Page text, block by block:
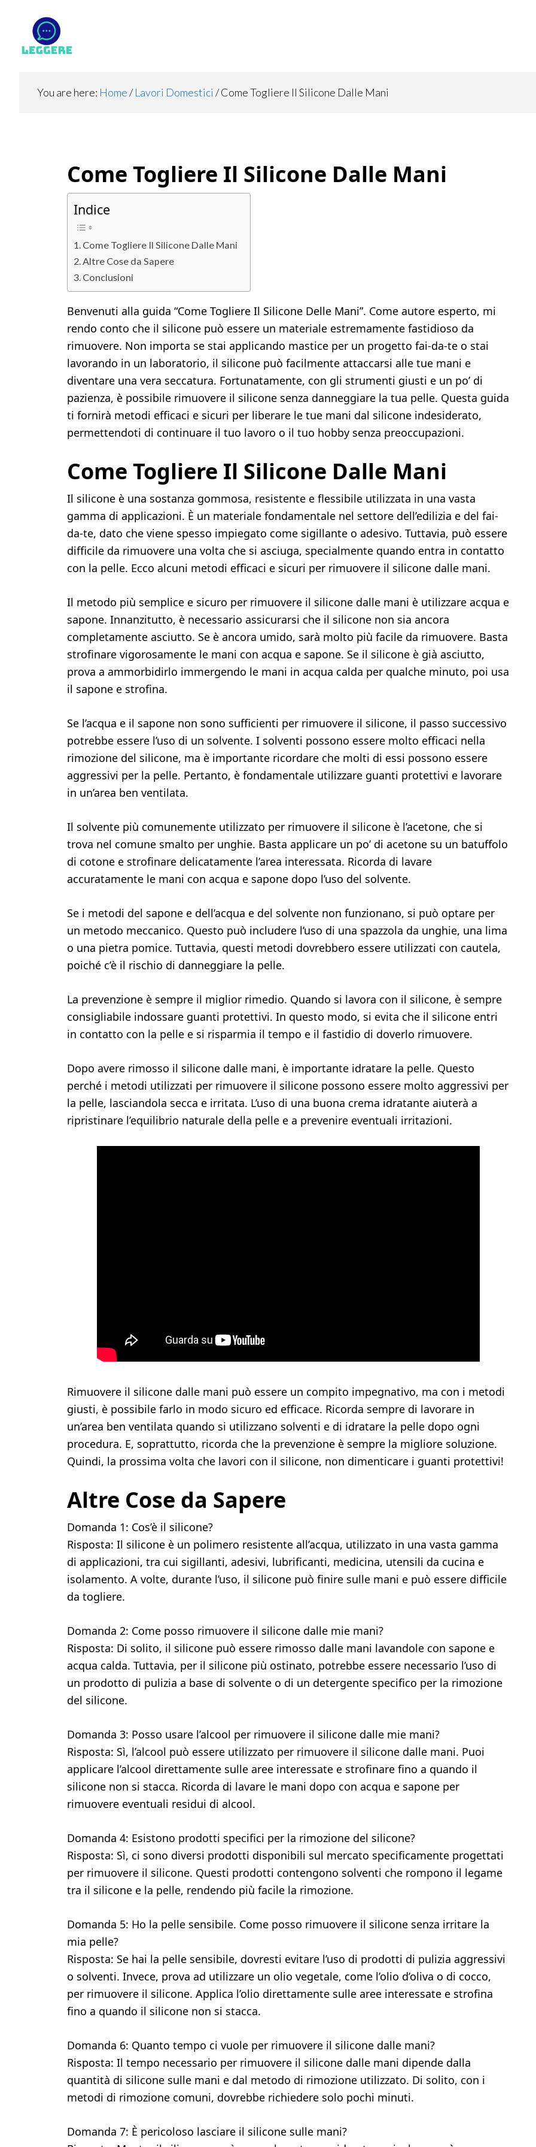
primary
footer
You are here: Home/ Lavori Domestici /Come Togliere Il Silicone Dalle Mani
Come Togliere Il Silicone Dalle Mani
Indice
Come Togliere Il Silicone Dalle Mani
Altre Cose da Sapere
Conclusioni
Benvenuti alla guida “Come Togliere Il Silicone Delle Mani”. Come autore esperto, mi
rendo conto che il silicone può essere un materiale estremamente fastidioso da
rimuovere. Non importa se stai applicando mastice per un progetto fai-da-te o stai
lavorando in un laboratorio, il silicone può facilmente attaccarsi alle tue mani e
diventare una vera seccatura. Fortunatamente, con gli strumenti giusti e un po’ di
pazienza, è possibile rimuovere il silicone senza danneggiare la tua pelle. Questa guida
ti fornirà metodi efficaci e sicuri per liberare le tue mani dal silicone indesiderato,
permettendoti di continuare il tuo lavoro o il tuo hobby senza preoccupazioni.
Come Togliere Il Silicone Dalle Mani
Il silicone è una sostanza gommosa, resistente e flessibile utilizzata in una vasta
gamma di applicazioni. È un materiale fondamentale nel settore dell’edilizia e del fai-
da-te, dato che viene spesso impiegato come sigillante o adesivo. Tuttavia, può essere
difficile da rimuovere una volta che si asciuga, specialmente quando entra in contatto
con la pelle. Ecco alcuni metodi efficaci e sicuri per rimuovere il silicone dalle mani.
Il metodo più semplice e sicuro per rimuovere il silicone dalle mani è utilizzare acqua e
sapone. Innanzitutto, è necessario assicurarsi che il silicone non sia ancora
completamente asciutto. Se è ancora umido, sarà molto più facile da rimuovere. Basta
strofinare vigorosamente le mani con acqua e sapone. Se il silicone è già asciutto,
prova a ammorbidirlo immergendo le mani in acqua calda per qualche minuto, poi usa
il sapone e strofina.
Se l’acqua e il sapone non sono sufficienti per rimuovere il silicone, il passo successivo
potrebbe essere l’uso di un solvente. I solventi possono essere molto efficaci nella
rimozione del silicone, ma è importante ricordare che molti di essi possono essere
aggressivi per la pelle. Pertanto, è fondamentale utilizzare guanti protettivi e lavorare
in un’area ben ventilata.
Il solvente più comunemente utilizzato per rimuovere il silicone è l’acetone, che si
trova nel comune smalto per unghie. Basta applicare un po’ di acetone su un batuffolo
di cotone e strofinare delicatamente l’area interessata. Ricorda di lavare
accuratamente le mani con acqua e sapone dopo l’uso del solvente.
Se i metodi del sapone e dell’acqua e del solvente non funzionano, si può optare per
un metodo meccanico. Questo può includere l’uso di una spazzola da unghie, una lima
o una pietra pomice. Tuttavia, questi metodi dovrebbero essere utilizzati con cautela,
poiché c’è il rischio di danneggiare la pelle.
La prevenzione è sempre il miglior rimedio. Quando si lavora con il silicone, è sempre
consigliabile indossare guanti protettivi. In questo modo, si evita che il silicone entri
in contatto con la pelle e si risparmia il tempo e il fastidio di doverlo rimuovere.
Dopo avere rimosso il silicone dalle mani, è importante idratare la pelle. Questo
perché i metodi utilizzati per rimuovere il silicone possono essere molto aggressivi per
la pelle, lasciandola secca e irritata. L’uso di una buona crema idratante aiuterà a
ripristinare l’equilibrio naturale della pelle e a prevenire eventuali irritazioni.
Rimuovere il silicone dalle mani può essere un compito impegnativo, ma con i metodi
giusti, è possibile farlo in modo sicuro ed efficace. Ricorda sempre di lavorare in
un’area ben ventilata quando si utilizzano solventi e di idratare la pelle dopo ogni
procedura. E, soprattutto, ricorda che la prevenzione è sempre la migliore soluzione.
Quindi, la prossima volta che lavori con il silicone, non dimenticare i guanti protettivi!
Altre Cose da Sapere
Domanda 1: Cos’è il silicone?
Risposta: Il silicone è un polimero resistente all’acqua, utilizzato in una vasta gamma
di applicazioni, tra cui sigillanti, adesivi, lubrificanti, medicina, utensili da cucina e
isolamento. A volte, durante l’uso, il silicone può finire sulle mani e può essere difficile
da togliere.
Domanda 2: Come posso rimuovere il silicone dalle mie mani?
Risposta: Di solito, il silicone può essere rimosso dalle mani lavandole con sapone e
acqua calda. Tuttavia, per il silicone più ostinato, potrebbe essere necessario l’uso di
un prodotto di pulizia a base di solvente o di un detergente specifico per la rimozione
del silicone.
Domanda 3: Posso usare l’alcool per rimuovere il silicone dalle mie mani?
Risposta: Sì, l’alcool può essere utilizzato per rimuovere il silicone dalle mani. Puoi
applicare l’alcool direttamente sulle aree interessate e strofinare fino a quando il
silicone non si stacca. Ricorda di lavare le mani dopo con acqua e sapone per
rimuovere eventuali residui di alcool.
Domanda 4: Esistono prodotti specifici per la rimozione del silicone?
Risposta: Sì, ci sono diversi prodotti disponibili sul mercato specificamente progettati
per rimuovere il silicone. Questi prodotti contengono solventi che rompono il legame
tra il silicone e la pelle, rendendo più facile la rimozione.
Domanda 5: Ho la pelle sensibile. Come posso rimuovere il silicone senza irritare la
mia pelle?
Risposta: Se hai la pelle sensibile, dovresti evitare l’uso di prodotti di pulizia aggressivi
o solventi. Invece, prova ad utilizzare un olio vegetale, come l’olio d’oliva o di cocco,
per rimuovere il silicone. Applica l’olio direttamente sulle aree interessate e strofina
fino a quando il silicone non si stacca.
Domanda 6: Quanto tempo ci vuole per rimuovere il silicone dalle mani?
Risposta: Il tempo necessario per rimuovere il silicone dalle mani dipende dalla
quantità di silicone sulle mani e dal metodo di rimozione utilizzato. Di solito, con i
metodi di rimozione comuni, dovrebbe richiedere solo pochi minuti.
Domanda 7: È pericoloso lasciare il silicone sulle mani?